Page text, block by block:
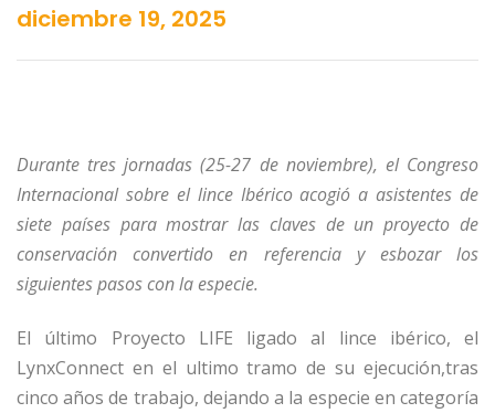
diciembre 19, 2025
Durante tres jornadas (25-27 de noviembre), el Congreso
Internacional sobre el lince Ibérico acogió a asistentes de
siete países para mostrar las claves de un proyecto de
conservación convertido en referencia y esbozar los
siguientes pasos con la especie.
El último Proyecto LIFE ligado al lince ibérico, el
LynxConnect en el ultimo tramo de su ejecución,tras
cinco años de trabajo, dejando a la especie en categoría